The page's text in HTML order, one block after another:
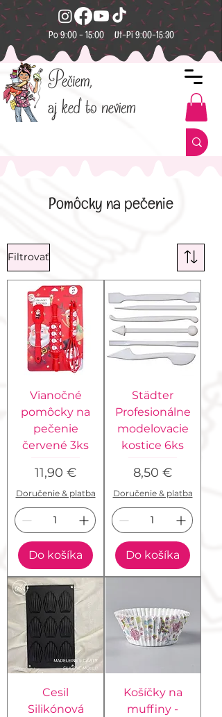
Po 9:00 - 15:00 Ut-Pi 9:00-15:30
Pomôcky na pečenie
Filtrovať
Vianočné
pomôcky na
pečenie
červené 3ks
Cena
11,90 €
Doručenie & platba
Do košíka
Städter
Profesionálne
modelovacie
kostice 6ks
Cena
8,50 €
Doručenie & platba
Do košíka
Cesil
Silikónová
Košíčky na
muffiny -